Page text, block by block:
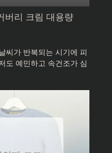
버리 크림 대용량
씨가 반복되는 시기에 피
도 예민하고 속건조가 심